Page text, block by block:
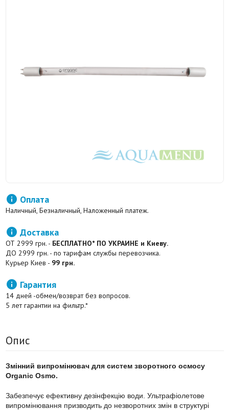
 Оплата
Наличный, Безналичный, Наложенный платеж.
 Доставка
ОТ 2999 грн. - БЕСПЛАТНО* ПО УКРАИНЕ и Киеву.
ДО 2999 грн. - по тарифам службы перевозчика.
Курьер Киев - 99 грн.
 Гарантия
14 дней -обмен/возврат без вопросов.
5 лет гарантии на фильтр.*
Опис
Змінний випромінювач для систем зворотного осмосу
Organic Osmo.
Забезпечує ефективну дезінфекцію води. Ультрафіолетове
випромінювання призводить до незворотних змін в структурі